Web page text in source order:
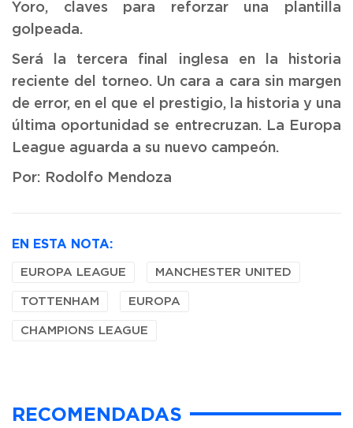
Yoro, claves para reforzar una plantilla
golpeada.
Será la tercera final inglesa en la historia
reciente del torneo. Un cara a cara sin margen
de error, en el que el prestigio, la historia y una
última oportunidad se entrecruzan. La Europa
League aguarda a su nuevo campeón.
Por: Rodolfo Mendoza
EN ESTA NOTA:
EUROPA LEAGUE MANCHESTER UNITED
TOTTENHAM EUROPA
CHAMPIONS LEAGUE
RECOMENDADAS